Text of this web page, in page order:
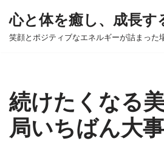
コ
ツ
へ
ス
キ
心と体を癒し、成長す
笑顔とポジティブなエネルギーが詰まった
続けたくなる
局いちばん大